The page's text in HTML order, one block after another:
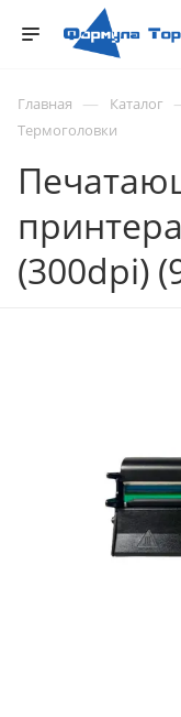
Главная — Каталог
Термоголовки
(300dpi)